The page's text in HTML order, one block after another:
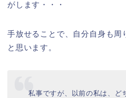
がします・・・
手放せることで、自分自身も周
と思います。
私事ですが、以前の私は、ど